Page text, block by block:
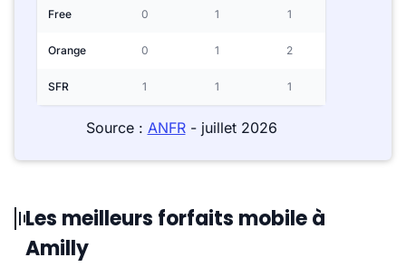
Free 0 1 1
Orange 0 1 2
SFR 1 1 1
Source : ANFR- juillet 2026
Les meilleurs forfaits mobile à
Amilly